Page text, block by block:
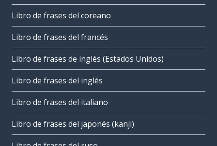
Libro de frases del coreano
Libro de frases del francés
Libro de frases de inglés (Estados Unidos)
Libro de frases del inglés
Libro de frases del italiano
Libro de frases del japonés (kanji)